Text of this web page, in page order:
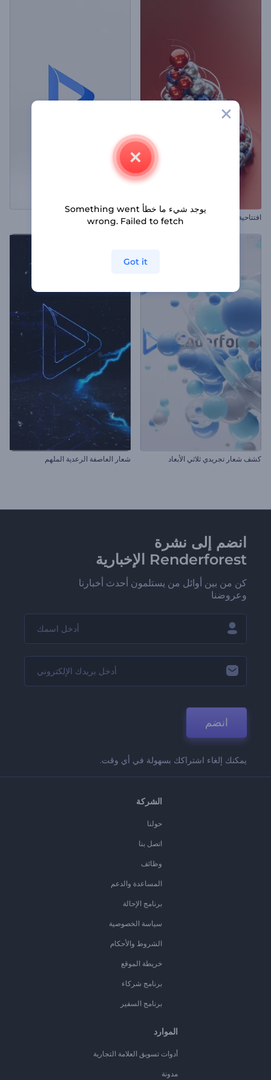
افتتاحية زينة شجرة الكريسماس شعار بسيط ملهم
كشف شعار تجريدي ثلاثي الأبعاد شعار العاصفة الرعدية الملهم
انضم إلى نشرة
Renderforest الإخبارية
كن من بين أوائل من يستلمون أحدث أخبارنا
وعروضنا
انضم
يمكنك إلغاء اشتراكك بسهولة في أي وقت.
الشركة
حولنا
اتصل بنا
وظائف
المساعدة والدعم
برنامج الإحالة
سياسة الخصوصية
الشروط والأحكام
خريطة الموقع
برنامج شركاء
برنامج السفير
الموارد
أدوات تسويق العلامة التجارية
مدونة
يوجد شيء ما خطأ Something went
wrong. Failed to fetch
Got it